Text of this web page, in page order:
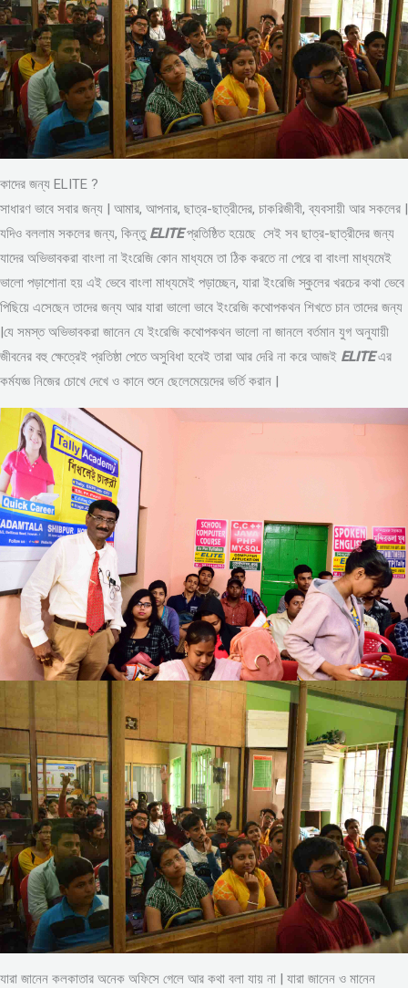
কাদের জন্য ELITE ?
সাধারণ ভাবে সবার জন্য | আমার, আপনার, ছাত্র-ছাত্রীদের, চাকরিজীবী, ব্যবসায়ী আর সকলের |
যদিও বললাম সকলের জন্য, কিন্তু ELITEপ্রতিষ্ঠিত হয়েছে সেই সব ছাত্র-ছাত্রীদের জন্য
যাদের অভিভাবকরা বাংলা না ইংরেজি কোন মাধ্যমে তা ঠিক করতে না পেরে বা বাংলা মাধ্যমেই
ভালো পড়াশোনা হয় এই ভেবে বাংলা মাধ্যমেই পড়াচ্ছেন, যারা ইংরেজি স্কুলের খরচের কথা ভেবে
পিছিয়ে এসেছেন তাদের জন্য আর যারা ভালো ভাবে ইংরেজি কথোপকথন শিখতে চান তাদের জন্য
|যে সমস্ত অভিভাবকরা জানেন যে ইংরেজি কথোপকথন ভালো না জানলে বর্তমান যুগ অনুযায়ী
জীবনের বহু ক্ষেত্রেই প্রতিষ্ঠা পেতে অসুবিধা হবেই তারা আর দেরি না করে আজই ELITEএর
কর্মযজ্ঞ নিজের চোখে দেখে ও কানে শুনে ছেলেমেয়েদের ভর্তি করান |
যারা জানেন কলকাতার অনেক অফিসে গেলে আর কথা বলা যায় না | যারা জানেন ও মানেন